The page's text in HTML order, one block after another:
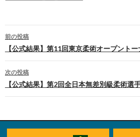
投
稿
ナ
ゲ
前の投稿
【公式結果】第11回東京柔術オープントー
次の投稿
【公式結果】第2回全日本無差別級柔術選